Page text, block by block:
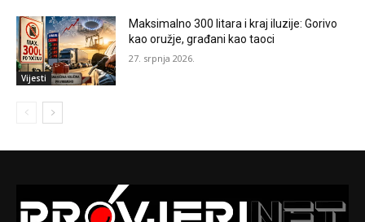
Vijesti
Maksimalno 300 litara i kraj iluzije: Gorivo
kao oružje, građani kao taoci
27. srpnja 2026.